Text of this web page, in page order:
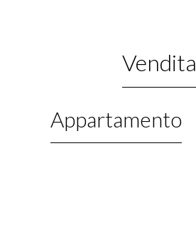
Vendita
Appartamento